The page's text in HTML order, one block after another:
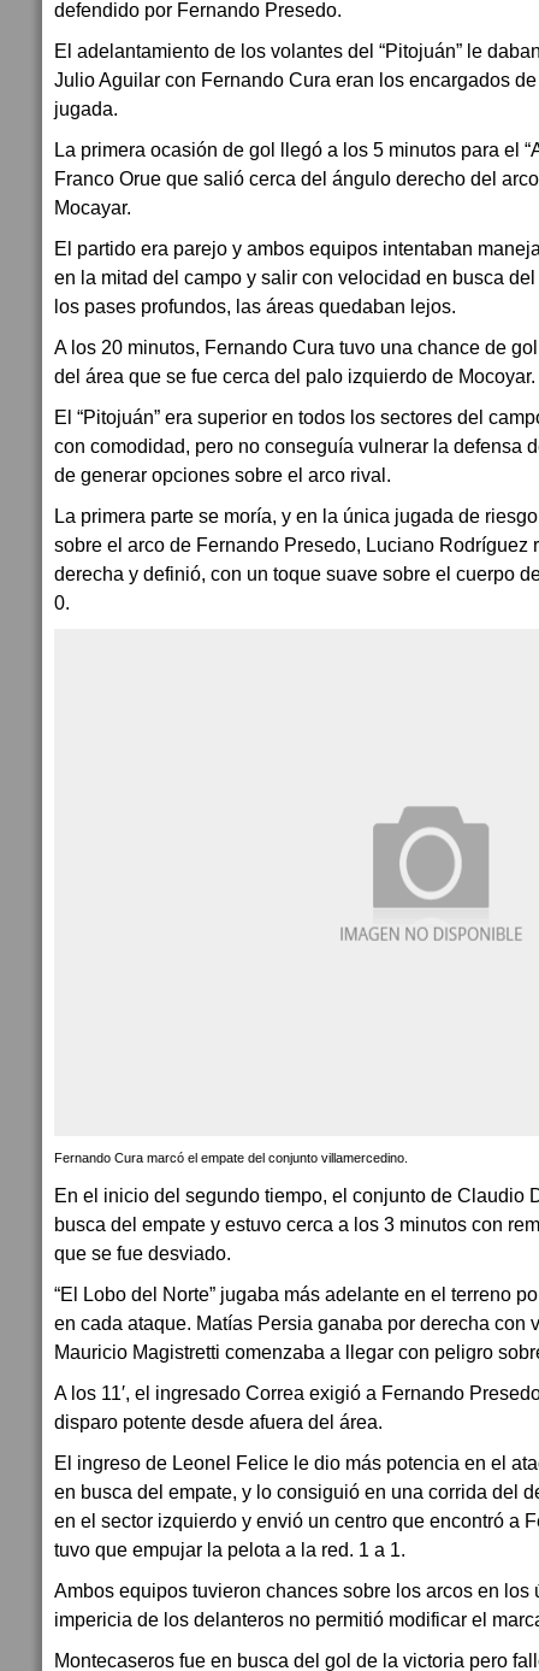
defendido por Fernando Presedo.
El adelantamiento de los volantes del “Pitojuán” le
Julio Aguilar con Fernando Cura eran los encargados
jugada.
La primera ocasión de gol llegó a los 5 minutos para el
Franco Orue que salió cerca del ángulo derecho del
Mocayar.
El partido era parejo y ambos equipos intentaban
en la mitad del campo y salir con velocidad en busca
los pases profundos, las áreas quedaban lejos.
A los 20 minutos, Fernando Cura tuvo una chance de
del área que se fue cerca del palo izquierdo de Mocoyar.
El “Pitojuán” era superior en todos los sectores del
con comodidad, pero no conseguía vulnerar la defensa
de generar opciones sobre el arco rival.
La primera parte se moría, y en la única jugada de
sobre el arco de Fernando Presedo, Luciano Rodríguez
derecha y definió, con un toque suave sobre el cuerpo
0.
Fernando Cura marcó el empate del conjunto villamercedino.
En el inicio del segundo tiempo, el conjunto de Claudio
busca del empate y estuvo cerca a los 3 minutos con
que se fue desviado.
“El Lobo del Norte” jugaba más adelante en el terreno
en cada ataque. Matías Persia ganaba por derecha con
Mauricio Magistretti comenzaba a llegar con peligro
A los 11′, el ingresado Correa exigió a Fernando
disparo potente desde afuera del área.
El ingreso de Leonel Felice le dio más potencia en el
en busca del empate, y lo consiguió en una corrida del
en el sector izquierdo y envió un centro que encontró a
tuvo que empujar la pelota a la red. 1 a 1.
Ambos equipos tuvieron chances sobre los arcos en los
impericia de los delanteros no permitió modificar el
Montecaseros fue en busca del gol de la victoria pero